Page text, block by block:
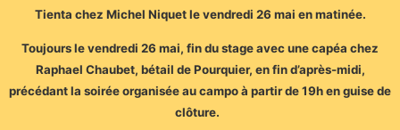
Tienta chez Michel Niquet le vendredi 26 mai en matinée.
Toujours le vendredi 26 mai, fin du stage avec une capéa chez
Raphael Chaubet, bétail de Pourquier, en fin d’après-midi,
précédant la soirée organisée au campo à partir de 19h en guise de
clôture.